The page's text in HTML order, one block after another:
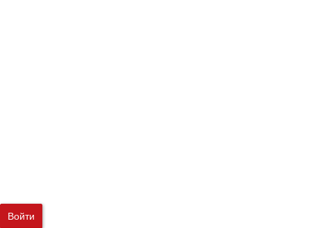
Войти